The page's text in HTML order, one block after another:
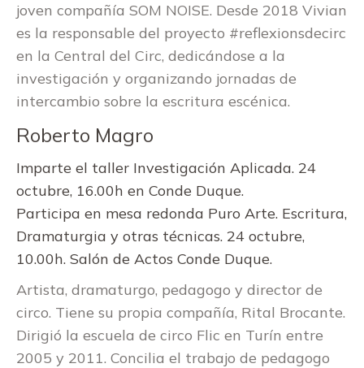
joven compañía SOM NOISE. Desde 2018 Vivian
es la responsable del proyecto #reflexionsdecirc
en la Central del Circ, dedicándose a la
investigación y organizando jornadas de
intercambio sobre la escritura escénica.
Roberto Magro
Imparte el taller Investigación Aplicada. 24
octubre, 16.00h en Conde Duque.
Participa en mesa redonda Puro Arte. Escritura,
Dramaturgia y otras técnicas. 24 octubre,
10.00h. Salón de Actos Conde Duque.
Artista, dramaturgo, pedagogo y director de
circo. Tiene su propia compañía, Rital Brocante.
Dirigió la escuela de circo Flic en Turín entre
2005 y 2011. Concilia el trabajo de pedagogo